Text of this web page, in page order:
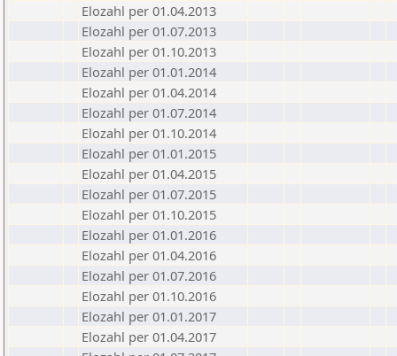
Elozahl per 01.04.2013
Elozahl per 01.07.2013
Elozahl per 01.10.2013
Elozahl per 01.01.2014
Elozahl per 01.04.2014
Elozahl per 01.07.2014
Elozahl per 01.10.2014
Elozahl per 01.01.2015
Elozahl per 01.04.2015
Elozahl per 01.07.2015
Elozahl per 01.10.2015
Elozahl per 01.01.2016
Elozahl per 01.04.2016
Elozahl per 01.07.2016
Elozahl per 01.10.2016
Elozahl per 01.01.2017
Elozahl per 01.04.2017